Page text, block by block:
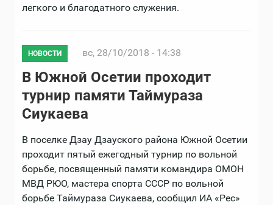
легкого и благодатного служения.
НОВОСТИ вс, 28/10/2018 - 14:38
В Южной Осетии проходит
турнир памяти Таймураза
Сиукаева
В поселке Дзау Дзауского района Южной Осетии
проходит пятый ежегодный турнир по вольной
борьбе, посвященный памяти командира ОМОН
МВД РЮО, мастера спорта СССР по вольной
борьбе Таймураза Сиукаева, сообщил ИА «Рес»